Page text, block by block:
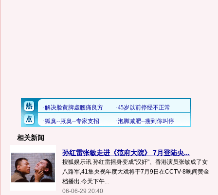
相关新闻
孙红雷张敏走进《范府大院》 7月登陆央...
搜狐娱乐讯 孙红雷摇身变成"汉奸"、香港演员张敏成了女
八路军,41集央视年度大戏将于7月9日在CCTV-8晚间黄金
档播出.今天下午...
06-06-29 20:40